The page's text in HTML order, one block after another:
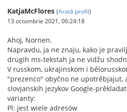
KatjaMcFlores (Arată profil)
13 octombrie 2021, 06:24:18
Ahoj, Nornen.
Napravdu, ja ne znaju, kako je
drugih ms-tekstah ja ne vidžu
V russkom, ukrajinskom i
"prezenco" obyčno ne upotrěbjajut,
slovjanskih jezykov Google-
varianty:
Pl: jest wiele adresów